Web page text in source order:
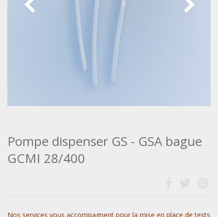
Pompe dispenser GS - GSA bague
GCMI 28/400
Nos services vous accompagnent pour la mise en place de tests